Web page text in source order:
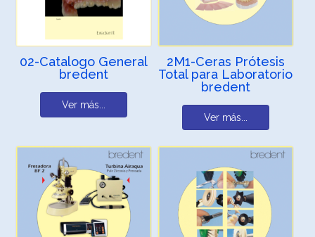
02-Catalogo General
bredent
Ver más...
2M1-Ceras Prótesis
Total para Laboratorio
bredent
Ver más...